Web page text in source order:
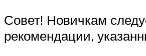
Совет! Новичкам
рекомендации,